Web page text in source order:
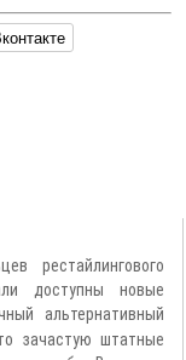
рестайлингового
доступны новые
альтернативный
зачастую штатные